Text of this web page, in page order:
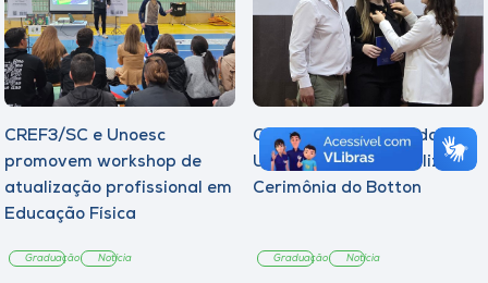
CREF3/SC e Unoesc
promovem workshop de
atualização profissional em
Educação Física
Graduação Notícia
Curso de Psicologia da
Unoesc Joaçaba realiza 2ª
Cerimônia do Botton
Graduação Notícia